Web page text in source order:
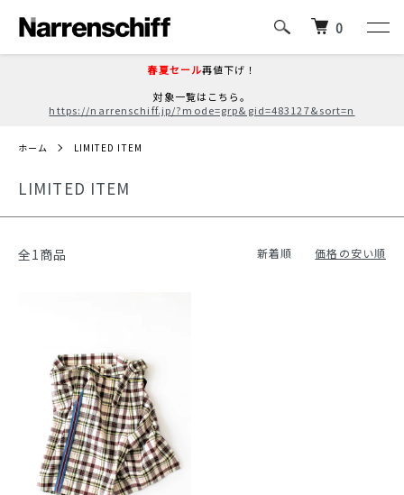
春夏セール再値下げ！
対象一覧はこちら。
https://narrenschiff.jp/?mode=grp&gid=483127&sort=n
0
ホーム LIMITED ITEM
LIMITED ITEM
全1商品 新着順 価格の安い順